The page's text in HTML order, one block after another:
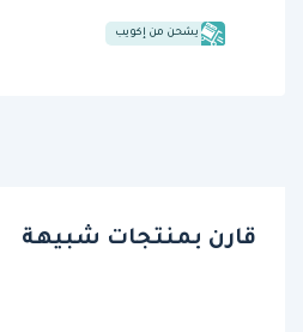
يشحن من إكويب
قارن بمنتجات شبيهة